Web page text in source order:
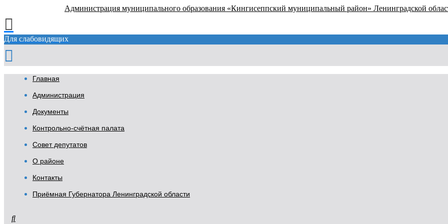
Администрация муниципального образования «Кингисеппский муниципальный район» Ленинградской
Для слабовидящих
Главная
Администрация
Документы
Контрольно-счётная палата
Совет депутатов
О районе
Контакты
Приёмная Губернатора Ленинградской области